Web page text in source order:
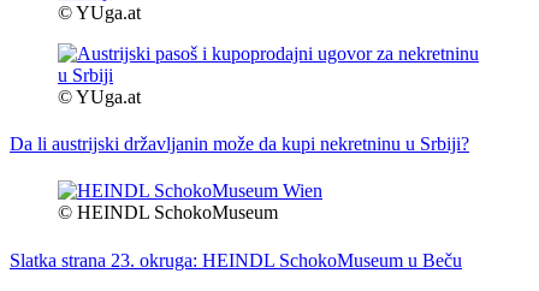
© YUga.at
© YUga.at
Da li austrijski državljanin može da kupi nekretninu u Srbiji?
© HEINDL SchokoMuseum
Slatka strana 23. okruga: HEINDL SchokoMuseum u Beču